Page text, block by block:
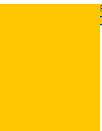
offenes Netz
Fauler
Die Netzneutralität,
Vermittlung von allen
eines der am